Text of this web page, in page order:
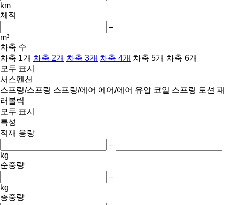
km
체적
–
m³
차축 수
차축 1개 차축 2개 차축 3개 차축 4개 차축 5개 차축 6개
모두 표시
서스펜션
스프링/스프링 스프링/에어 에어/에어 유압 코일 스프링 토션 패
러볼릭
모두 표시
특성
적재 용량
–
kg
순중량
–
kg
총중량